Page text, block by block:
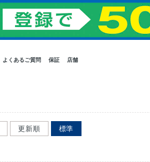
よくあるご質問 保証 店舗
更新順 標準